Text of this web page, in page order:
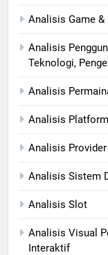
Analisis Game
Analisis
Teknologi,
Analisis
Analisis
Analisis
Analisis Sistem
Analisis Slot
Analisis Visual
Interaktif